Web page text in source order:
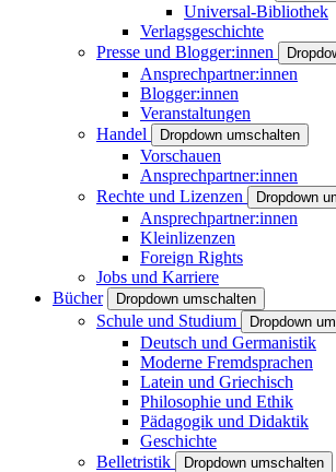
Universal-Bibliothek
Verlagsgeschichte
Presse und Blogger:innen
Ansprechpartner:innen
Blogger:innen
Veranstaltungen
Handel
Dropdown umschalten
Vorschauen
Ansprechpartner:innen
Rechte und Lizenzen
Dropdown
Ansprechpartner:innen
Kleinlizenzen
Foreign Rights
Jobs und Karriere
Bücher
Dropdown umschalten
Schule und Studium Dropdown
Deutsch und Germanistik
Moderne Fremdsprachen
Latein und Griechisch
Philosophie und Ethik
Pädagogik und Didaktik
Geschichte
Belletristik
Dropdown umschalten